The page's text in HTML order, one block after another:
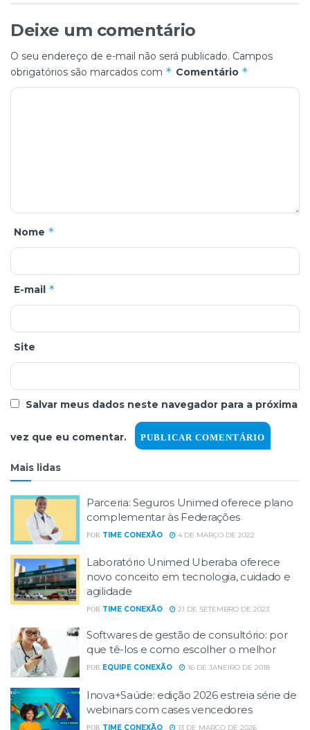
Deixe um comentário
O seu endereço de e-mail não será publicado. Campos
obrigatórios são marcados com * Comentário *
Nome *
E-mail *
Site
Salvar meus dados neste navegador para a próxima
vez que eu comentar.
Mais lidas
Parceria: Seguros Unimed oferece plano
complementar às Federações
POR TIME CONEXÃO 4 DE MARÇO DE 2022
Laboratório Unimed Uberaba oferece
novo conceito em tecnologia, cuidado e
agilidade
POR TIME CONEXÃO 21 DE SETEMBRO DE 2023
Softwares de gestão de consultório: por
que tê-los e como escolher o melhor
POR EQUIPE CONEXÃO 16 DE JANEIRO DE 2018
Inova+Saúde: edição 2026 estreia série de
webinars com cases vencedores
POR TIME CONEXÃO 13 DE MARÇO DE 2026